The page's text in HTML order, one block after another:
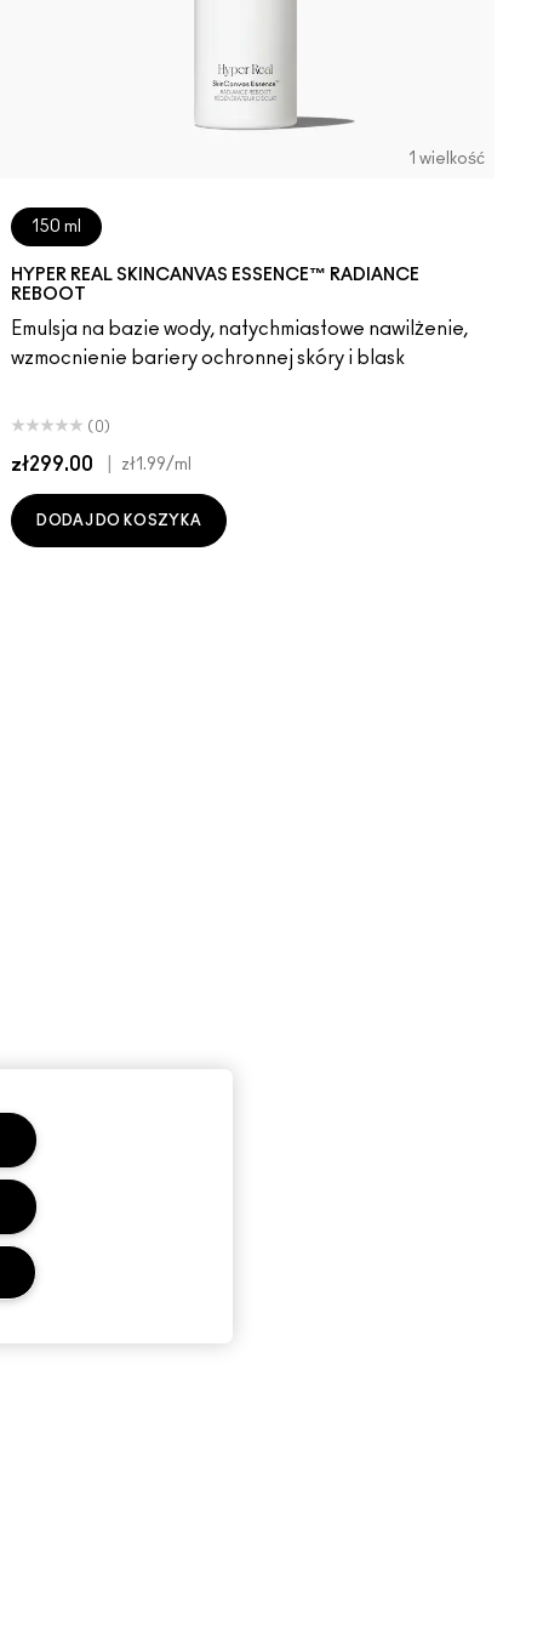
1 wielkość
150 ml
HYPER REAL SKINCANVAS ESSENCE™ RADIANCE
REBOOT
Emulsja na bazie wody, natychmiastowe nawilżenie,
wzmocnienie bariery ochronnej skóry i blask
(0)
zł299.00 zł1.99/ml
DODAJ DO KOSZYKA